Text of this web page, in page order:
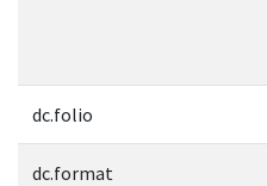
dc.folio
dc.format